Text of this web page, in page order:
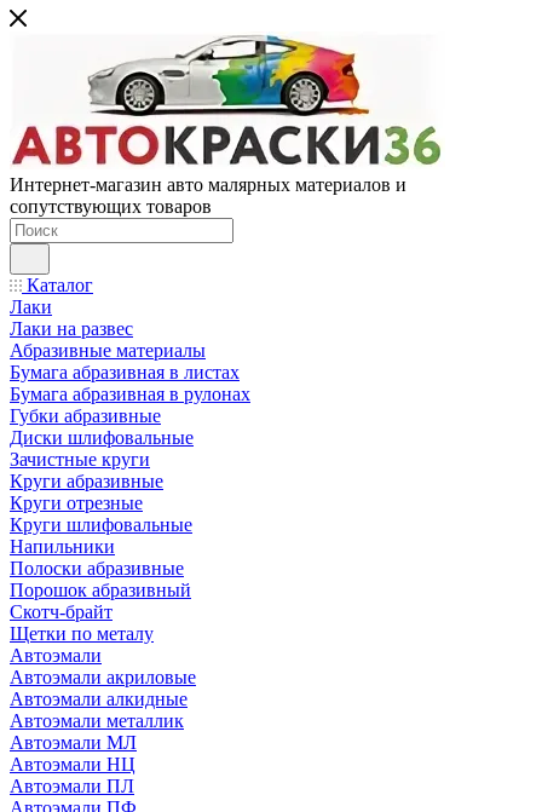
Интернет-магазин авто малярных материалов и
сопутствующих товаров
Каталог
Лаки
Лаки на развес
Абразивные материалы
Бумага абразивная в листах
Бумага абразивная в рулонах
Губки абразивные
Диски шлифовальные
Зачистные круги
Круги абразивные
Круги отрезные
Круги шлифовальные
Напильники
Полоски абразивные
Порошок абразивный
Скотч-брайт
Щетки по металу
Автоэмали
Автоэмали акриловые
Автоэмали алкидные
Автоэмали металлик
Автоэмали МЛ
Автоэмали НЦ
Автоэмали ПЛ
Автоэмали ПФ